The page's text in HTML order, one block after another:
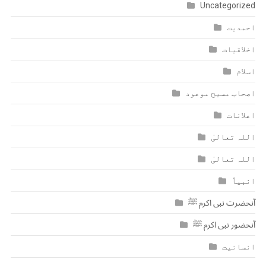
Uncategorized
احمدیت
اخلاقیات
اسلام
اصحاب مسیح موعود
اعلانات
اللہ تعالیٰ
اللہ تعالیٰ
انبیاٗ
آنحضرت نبی اکرم ﷺ
آنحضور نبی اکرم ﷺ
انسانیت